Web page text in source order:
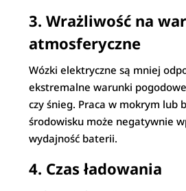
3. Wrażliwość na
atmosferyczne
Wózki elektryczne są mniej
ekstremalne warunki
czy śnieg. Praca w mokrym lub
środowisku może negatywnie
wydajność baterii.
4. Czas ładowania